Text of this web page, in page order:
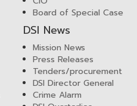
Board of Special Case
DSI News
Mission News
Press Releases
Tenders/procurement
DSI Director General
Crime Alarm